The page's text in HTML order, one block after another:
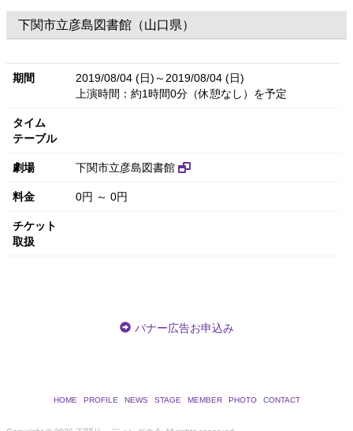
下関市立彦島図書館（山口県）
期間
2019/08/04 (日)～2019/08/04 (日)
上演時間：約1時間0分（休憩なし）を予定
タイム
テーブル
劇場 下関市立彦島図書館
料金 0円 ～ 0円
チケット
取扱
バナー広告お申込み
HOME PROFILE NEWS STAGE MEMBER PHOTO CONTACT